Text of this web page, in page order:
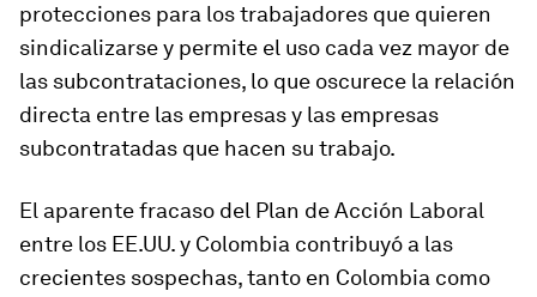
protecciones para los trabajadores que quieren
sindicalizarse y permite el uso cada vez mayor de
las subcontrataciones, lo que oscurece la relación
directa entre las empresas y las empresas
subcontratadas que hacen su trabajo.
El aparente fracaso del Plan de Acción Laboral
entre los EE.UU. y Colombia contribuyó a las
crecientes sospechas, tanto en Colombia como